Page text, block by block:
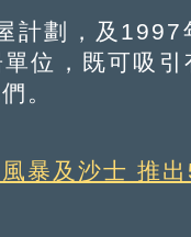
劃，及1997
位，既可吸
。
暴及沙士 推